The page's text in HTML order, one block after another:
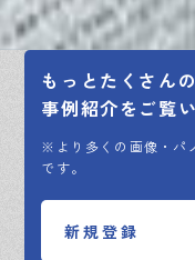
もっとたくさんの
事例紹介をご覧
※より多くの画像・パ
です。
新規登録